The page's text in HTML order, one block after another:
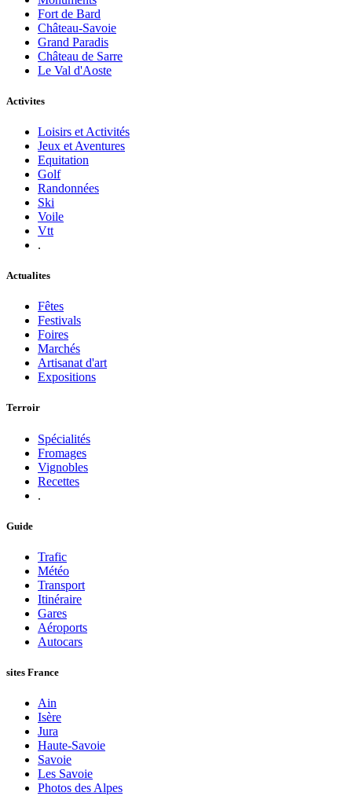
Fort de Bard
Château-Savoie
Grand Paradis
Château de Sarre
Le Val d'Aoste
Activites
Loisirs et Activités
Jeux et Aventures
Equitation
Golf
Randonnées
Ski
Voile
Vtt
.
Actualites
Fêtes
Festivals
Foires
Marchés
Artisanat d'art
Expositions
Terroir
Spécialités
Fromages
Vignobles
Recettes
.
Guide
Trafic
Météo
Transport
Itinéraire
Gares
Aéroports
Autocars
sites France
Ain
Isère
Jura
Haute-Savoie
Savoie
Les Savoie
Photos des Alpes